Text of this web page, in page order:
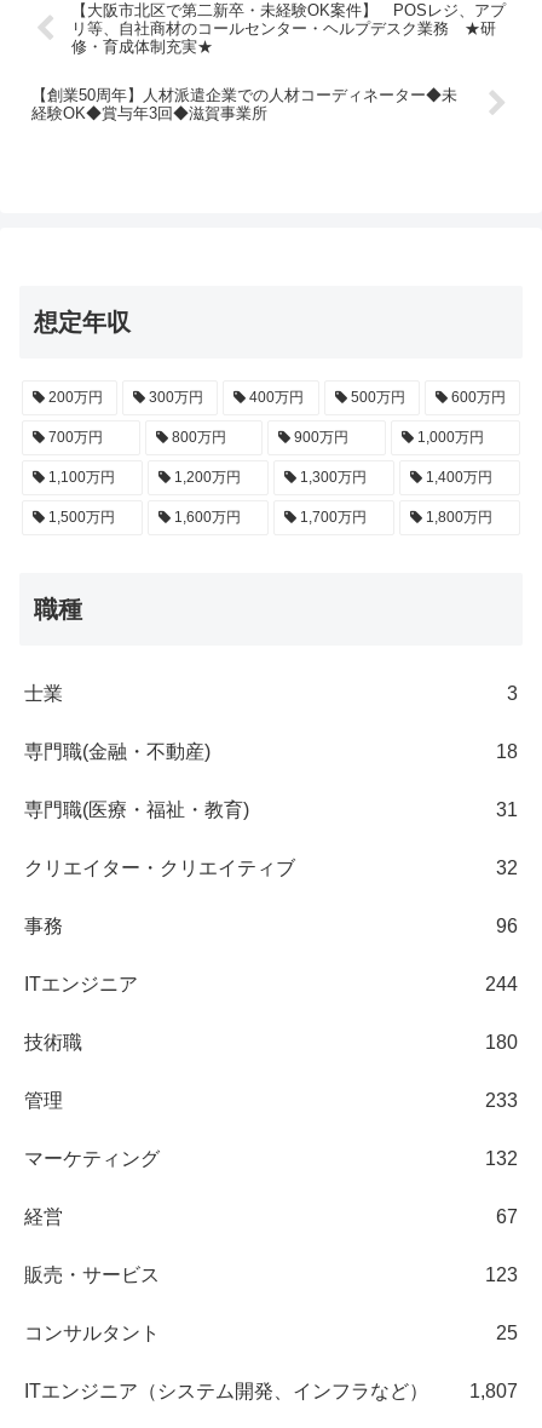
【大阪市北区で第二新卒・未経験OK案件】 POSレジ、アプ
リ等、自社商材のコールセンター・ヘルプデスク業務 ★研
修・育成体制充実★
【創業50周年】人材派遣企業での人材コーディネーター◆未
経験OK◆賞与年3回◆滋賀事業所
想定年収
200万円 300万円 400万円 500万円 600万円
700万円 800万円 900万円 1,000万円
1,100万円 1,200万円 1,300万円 1,400万円
1,500万円 1,600万円 1,700万円 1,800万円
職種
士業 3
専門職(金融・不動産) 18
専門職(医療・福祉・教育) 31
クリエイター・クリエイティブ 32
事務 96
ITエンジニア 244
技術職 180
管理 233
マーケティング 132
経営 67
販売・サービス 123
コンサルタント 25
ITエンジニア（システム開発、インフラなど） 1,807